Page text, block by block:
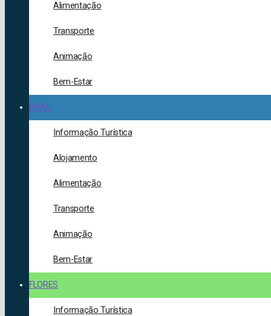
Alimentação
Transporte
Animação
Bem-Estar
FAIAL
Informação Turística
Alojamento
Alimentação
Transporte
Animação
Bem-Estar
FLORES
Informação Turística